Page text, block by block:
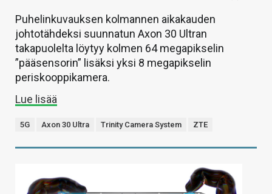
Puhelinkuvauksen kolmannen aikakauden
johtotähdeksi suunnatun Axon 30 Ultran
takapuolelta löytyy kolmen 64 megapikselin
”pääsensorin” lisäksi yksi 8 megapikselin
periskooppikamera.
Lue lisää
5G Axon 30 Ultra Trinity Camera System ZTE